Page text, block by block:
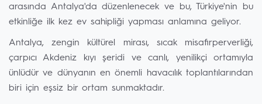
arasında Antalya'da düzenlenecek ve bu, Türkiye'nin bu
etkinliğe ilk kez ev sahipliği yapması anlamına geliyor.
Antalya, zengin kültürel mirası, sıcak misafirperverliği,
çarpıcı Akdeniz kıyı şeridi ve canlı, yenilikçi ortamıyla
ünlüdür ve dünyanın en önemli havacılık toplantılarından
biri için eşsiz bir ortam sunmaktadır.